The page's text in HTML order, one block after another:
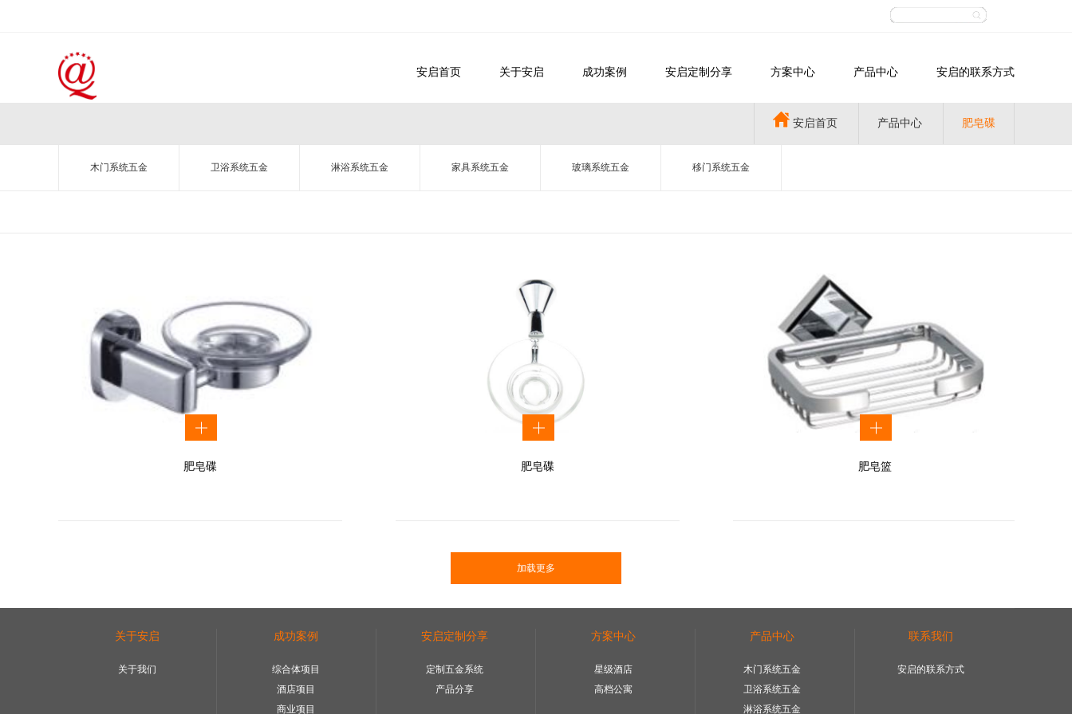
安启首页 关于安启 成功案例 安启定制分享 方案中心 产品中心 安启的联系方式
安启首页 产品中心 肥皂碟
木门系统五金 卫浴系统五金 淋浴系统五金 家具系统五金 玻璃系统五金 移门系统五金
肥皂碟 肥皂碟 肥皂篮
加载更多
关于安启
关于我们
成功案例
综合体项目
酒店项目
商业项目
安启定制分享
定制五金系统
产品分享
方案中心
星级酒店
高档公寓
产品中心
木门系统五金
卫浴系统五金
淋浴系统五金
联系我们
安启的联系方式